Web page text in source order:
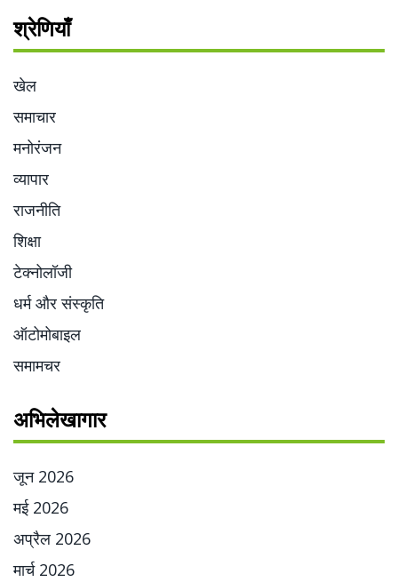
श्रेणियाँ
खेल
समाचार
मनोरंजन
व्यापार
राजनीति
शिक्षा
टेक्नोलॉजी
धर्म और संस्कृति
ऑटोमोबाइल
समामचर
अभिलेखागार
जून 2026
मई 2026
अप्रैल 2026
मार्च 2026